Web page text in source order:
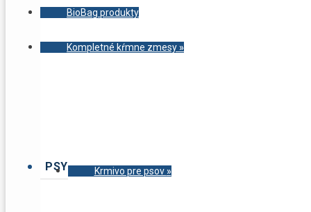
BioBag produkty
Kompletné kŕmne zmesy»
PSY Krmivo pre psov»